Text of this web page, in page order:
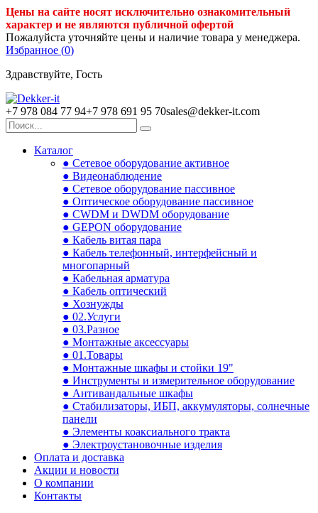
Цены на сайте носят исключительно ознакомительный
характер и не являются публичной офертой
Пожалуйста уточняйте цены и наличие товара у менеджера.
Избранное (0)
Здравствуйте, Гость
+7 978 084 77 94+7 978 691 95 70sales@dekker-it.com
Каталог
● Сетевое оборудование активное
● Видеонаблюдение
● Сетевое оборудование пассивное
● Оптическое оборудование пассивное
● CWDM и DWDM оборудование
● GEPON оборудование
● Кабель витая пара
● Кабель телефонный, интерфейсный и
многопарный
● Кабельная арматура
● Кабель оптический
● Хознужды
● 02.Услуги
● 03.Разное
● Монтажные аксессуары
● 01.Товары
● Монтажные шкафы и стойки 19"
● Инструменты и измерительное оборудование
● Антивандальные шкафы
● Стабилизаторы, ИБП, аккумуляторы, солнечные
панели
● Элементы коаксиального тракта
● Электроустановочные изделия
Оплата и доставка
Акции и новости
О компании
Контакты